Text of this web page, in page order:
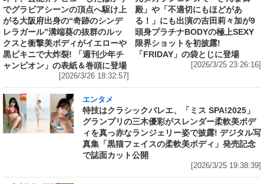
でグラビアシーンの頂点へ駆け上
がる大阪府出身の“奇跡のシンデ
レラガール”溝端葵の抜群のルッ
クスと衝撃美ボディがイエローや
黒ビキニで大炸裂! 「週刊少年チ
ャンピオン」の表紙＆巻頭に登場
[2026/3/26 18:32:57]
殿」や「不適切にもほどがあ
る！」にも出演の吉田莉々加が9
頭身プラチナBODYの極上SEXY
限界ショットを初披露!
「FRIDAY」の袋とじに登場
[2026/3/25 23:26:16]
エンタメ
特技はクラシックバレエ、「ミス SPA!2025」
グランプリの三木優彩がスレンダー柔軟美ボデ
ィを真っ赤なランジェリー姿で披露! デジタル写
真集「黒猫フェイスの柔軟美ボディ」発売記念
で誌面カット公開
[2026/3/25 19:38:39]